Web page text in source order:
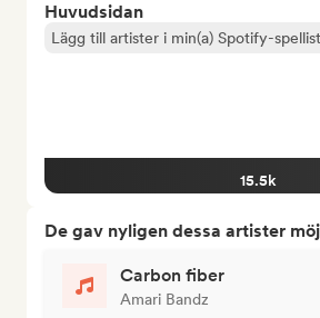
Huvudsidan
Lägg till artister i min(a) Spotify-
15.5k
De gav nyligen dessa artister
Carbon fiber
Amari Bandz